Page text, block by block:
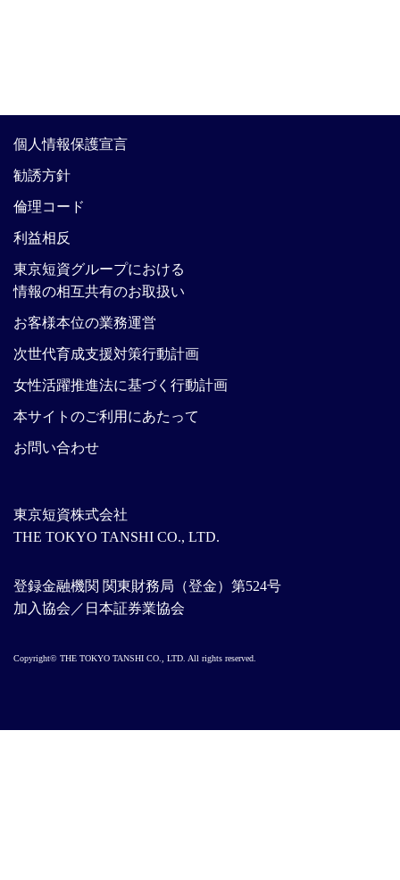
東京短資株式会社
THE TOKYO TANSHI CO., LTD.
登録金融機関 関東財務局（登金）第524号
加入協会／日本証券業協会
個人情報保護宣言
勧誘方針
倫理コード
利益相反
東京短資グループにおける
情報の相互共有のお取扱い
お客様本位の業務運営
次世代育成支援対策行動計画
女性活躍推進法に基づく行動計画
本サイトのご利用にあたって
お問い合わせ
Copyright© THE TOKYO TANSHI CO., LTD. All rights reserved.